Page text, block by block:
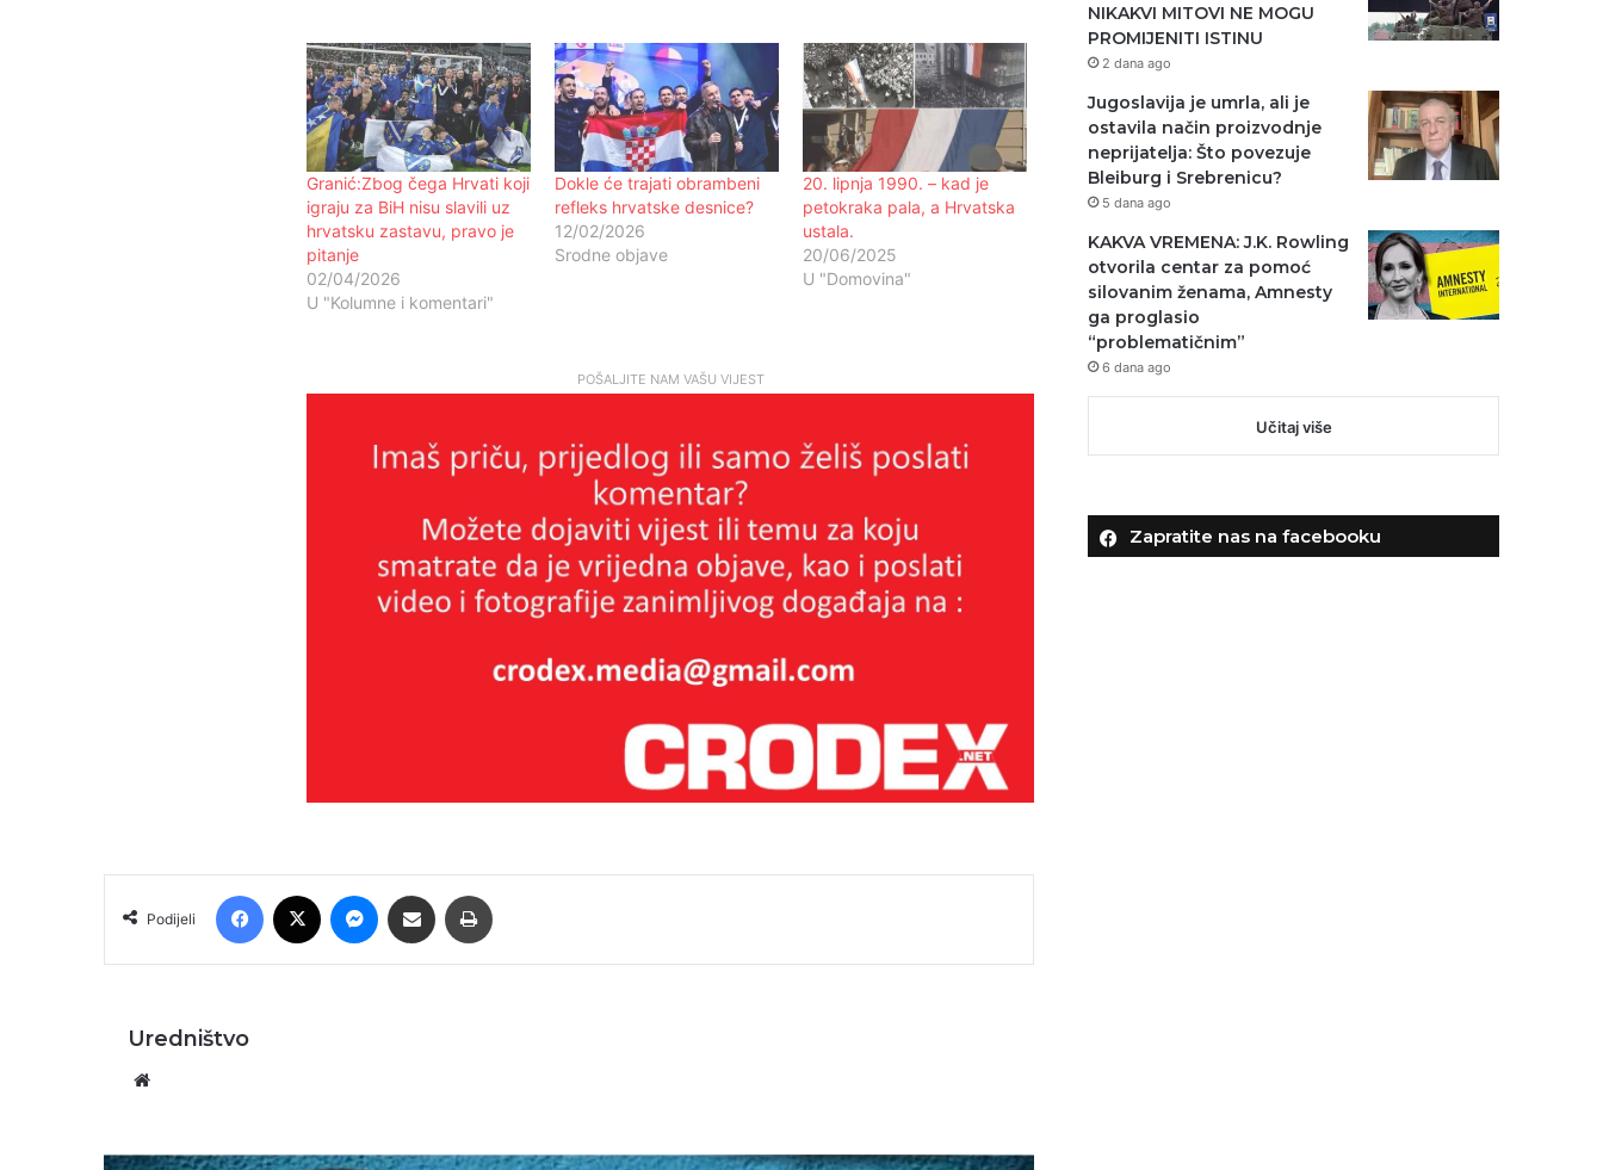
Granić:Zbog čega Hrvati koji
igraju za BiH nisu slavili uz
hrvatsku zastavu, pravo je
pitanje
02/04/2026
U "Kolumne i komentari"
Dokle će trajati obrambeni
refleks hrvatske desnice?
12/02/2026
Srodne objave
20. lipnja 1990. – kad je
petokraka pala, a Hrvatska
ustala.
20/06/2025
U "Domovina"
POŠALJITE NAM VAŠU VIJEST
Podijeli
Facebook Messenger
Podijeli putem E-maila
Uredništvo
Ante Rašić:Zašto filma “260 dana”
nema u uobičajenoj distribuciji?
BANGOURA:Šutnja je najskuplji
porez koji plaćamo.
TKO ĆE SNIMITI ISTINU O
HAŠKOM SUDU?Vrijeme je za
Prof. Rogić o knjizi ‘Haški krivolov’:
NIKAKVI MITOVI NE MOGU
PROMIJENITI ISTINU
2 dana ago
Jugoslavija je umrla, ali je
ostavila način proizvodnje
neprijatelja: Što povezuje
Bleiburg i Srebrenicu?
5 dana ago
KAKVA VREMENA: J.K. Rowling
otvorila centar za pomoć
silovanim ženama, Amnesty
ga proglasio
“problematičnim”
6 dana ago
Učitaj više
Zapratite nas na facebooku